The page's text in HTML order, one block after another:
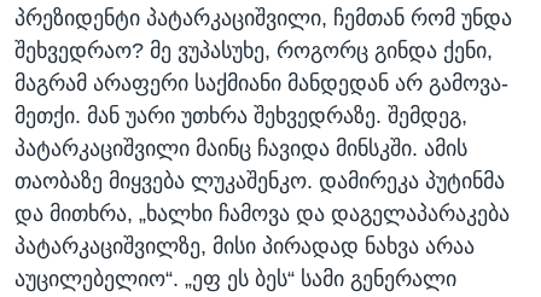
პრეზიდენტი პატარკაციშვილი, ჩემთან რომ უნდა
შეხვედრაო? მე ვუპასუხე, როგორც გინდა ქენი,
მაგრამ არაფერი საქმიანი მანდედან არ გამოვა-
მეთქი. მან უარი უთხრა შეხვედრაზე. შემდეგ,
პატარკაციშვილი მაინც ჩავიდა მინსკში. ამის
თაობაზე მიყვება ლუკაშენკო. დამირეკა პუტინმა
და მითხრა, „ხალხი ჩამოვა და დაგელაპარაკება
პატარკაციშვილზე, მისი პირადად ნახვა არაა
აუცილებელიო“. „ეფ ეს ბეს“ სამი გენერალი